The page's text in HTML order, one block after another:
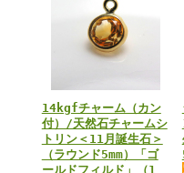
14kgfチャーム（カン
付）/天然石チャームシ
トリン＜11月誕生石＞
（ラウンド5mm）「ゴ
ールドフィルド」（1